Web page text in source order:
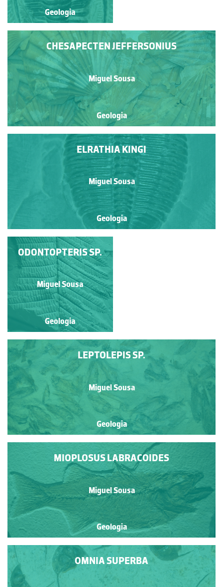
Geologia
CHESAPECTEN JEFFERSONIUS
Miguel Sousa
Geologia
Geologia
ELRATHIA KINGI
Miguel Sousa
Geologia
GYMNOCIDARIS
KOECHLINI
Miguel Sousa
Geologia
LEPTOLEPIS SP.
Miguel Sousa
Geologia
MIOPLOSUS LABRACOIDES
Miguel Sousa
Geologia
ODONTOPTERIS SP.
Miguel Sousa
Geologia
OMNIA SUPERBA